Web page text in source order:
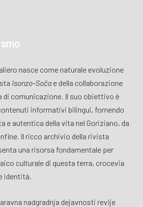
nasce come naturale evoluzione
Isonzo-Sočae della collaborazione
di comunicazione. Il suo obiettivo è
informativi bilingui, fornendo
e autentica della vita nel Goriziano, da
Il ricco archivio della rivista
una risorsa fondamentale per
culturale di questa terra, crocevia
identità.
nadgradnja dejavnosti revije